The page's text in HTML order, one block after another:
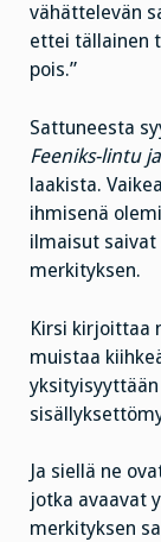
vähättelevän
ettei tällainen
pois.”
Sattuneesta
Feeniks-lintu
laakista.
ihmisenä
ilmaisut saivat
merkityksen.
Kirsi kirjoittaa
muistaa
Ja siellä ne
jotka avaavat
merkityksen